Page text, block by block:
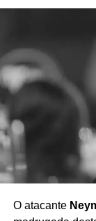
técnicas e
Apesar da
Santos
da Copa do
participação na
declarações
e reforça as
no uso da
O atacante